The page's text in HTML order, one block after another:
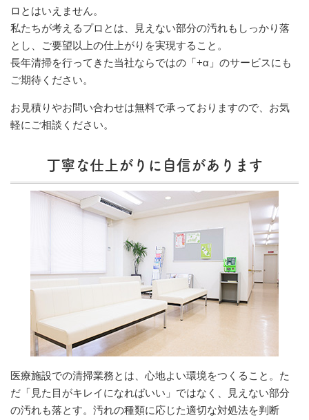
ロとはいえません。
私たちが考えるプロとは、見えない部分の汚れもしっかり落
とし、ご要望以上の仕上がりを実現すること。
長年清掃を行ってきた当社ならではの「+α」のサービスにも
ご期待ください。
お見積りやお問い合わせは無料で承っておりますので、お気
軽にご相談ください。
丁寧な仕上がりに自信があります
医療施設での清掃業務とは、心地よい環境をつくること。た
だ「見た目がキレイになればいい」ではなく、見えない部分
の汚れも落とす。汚れの種類に応じた適切な対処法を判断